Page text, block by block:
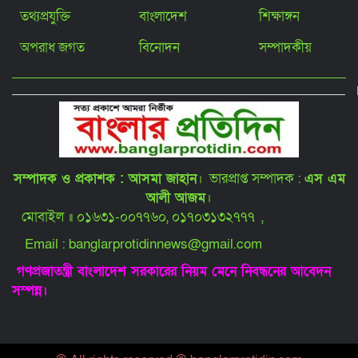
আশুলিয়ার জামগড়া ইস্টার্ন হাউজিং বাজারে
ব্যবসায়ীদের প্রতিবাদ
গৃহবধূ হত্যা মামলার আসামি র‍্যাবের হাতে
গ্রেফতার!
মহাসড়কে দীর্ঘ যানজট, চরম দুর্ভোগে
জনসাধারণ
আশুলিয়ায় কিশোর গ্যাং কতৃক অষ্টম শ্রেণীর
ছাত্র অপহরণের পর হত্যা: ২০ মাস পর লাশ
উত্তোলন
তথ্যপ্রযুক্তি
অপরাধ জগত
বাংলাদেশ
বিনোদন
শিক্ষাঙ্গন
সম্পাদকীয়
সম্পাদক ও প্রকাশক : আসমা জাহান। ভারপ্রাপ্ত সম্পাদক : এস এম
আলী আজম।
মোবাইল ॥ ০১৬৩১-০০৭৭৬০, ০১৭০৩১৩২৭৭৭ ,
Email : banglarprotidinnews@gmail.com
গণপ্রজাতন্ত্রী বাংলাদেশ সরকারের নিয়ম মেনে নিবন্ধনের আবেদন
সম্পন্ন।